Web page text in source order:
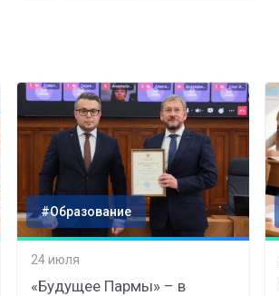
#Образование
24 июля
«Будущее Пармы» – в